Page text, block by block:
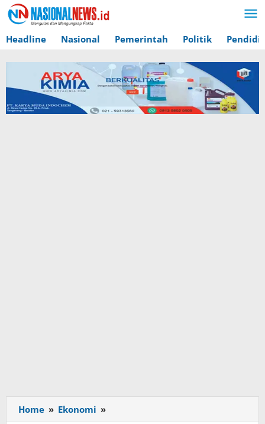
Lewati
ke
konten
Headline Nasional Pemerintah Politik
Home » Ekonomi »